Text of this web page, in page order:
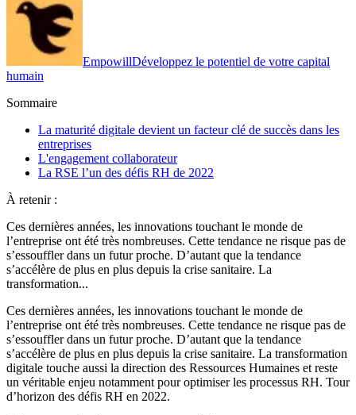
EmpowillDéveloppez le potentiel de votre capital
humain
Sommaire
La maturité digitale devient un facteur clé de succès dans les
entreprises
L'engagement collaborateur
La RSE l’un des défis RH de 2022
À retenir :
Ces dernières années, les innovations touchant le monde de
l’entreprise ont été très nombreuses. Cette tendance ne risque pas de
s’essouffler dans un futur proche. D’autant que la tendance
s’accélère de plus en plus depuis la crise sanitaire. La
transformation...
Ces dernières années, les innovations touchant le monde de
l’entreprise ont été très nombreuses. Cette tendance ne risque pas de
s’essouffler dans un futur proche. D’autant que la tendance
s’accélère de plus en plus depuis la crise sanitaire. La transformation
digitale touche aussi la direction des Ressources Humaines et reste
un véritable enjeu notamment pour optimiser les processus RH. Tour
d’horizon des défis RH en 2022.